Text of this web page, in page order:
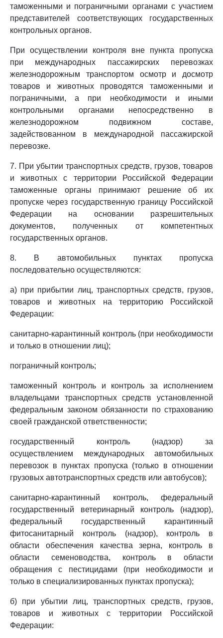
таможенными и пограничными органами с участием
представителей соответствующих государственных
контрольных органов.
При осуществлении контроля вне пункта пропуска
при международных пассажирских перевозках
железнодорожным транспортом осмотр и досмотр
товаров и животных проводятся таможенными и
пограничными, а при необходимости и иными
контрольными органами непосредственно в
железнодорожном подвижном составе,
задействованном в международной пассажирской
перевозке.
7. При убытии транспортных средств, грузов, товаров
и животных с территории Российской Федерации
таможенные органы принимают решение об их
пропуске через государственную границу Российской
Федерации на основании разрешительных
документов, полученных от компетентных
государственных органов.
8. В автомобильных пунктах пропуска
последовательно осуществляются:
а) при прибытии лиц, транспортных средств, грузов,
товаров и животных на территорию Российской
Федерации:
санитарно-карантинный контроль (при необходимости
и только в отношении лиц);
пограничный контроль;
таможенный контроль и контроль за исполнением
владельцами транспортных средств установленной
федеральным законом обязанности по страхованию
своей гражданской ответственности;
государственный контроль (надзор) за
осуществлением международных автомобильных
перевозок в пунктах пропуска (только в отношении
грузовых автотранспортных средств или автобусов);
санитарно-карантинный контроль, федеральный
государственный ветеринарный контроль (надзор),
федеральный государственный карантинный
фитосанитарный контроль (надзор), контроль в
области обеспечения качества зерна, контроль в
области семеноводства, контроль в области
обращения с пестицидами (при необходимости и
только в специализированных пунктах пропуска);
б) при убытии лиц, транспортных средств, грузов,
товаров и животных с территории Российской
Федерации: